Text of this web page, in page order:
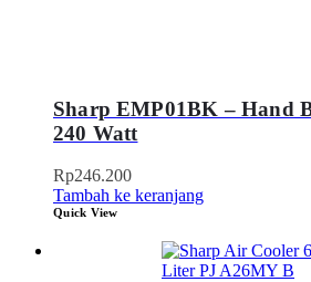
Sharp EMP01BK – Hand
240 Watt
Rp246.200
Tambah ke keranjang
Quick View